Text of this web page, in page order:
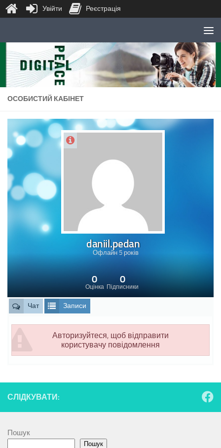
Skip to content
ОСОБИСТИЙ КАБІНЕТ
daniil.pedan
Офлайн 5 років
Оцінка
0
Підписники
0
Чат Записи
Авторизуйтеся, щоб відправити
користувачу повідомлення
СЛІДКУВАТИ:
Пошук
Пошук
Увійти Реєстрація